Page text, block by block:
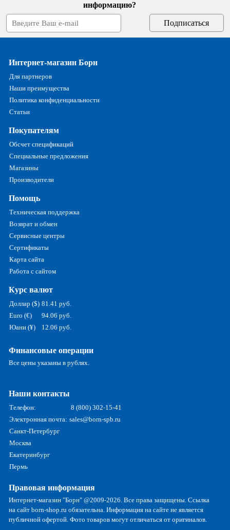
информацию?
Интернет-магазин Борн
Для партнеров
Наши преимущества
Политика конфиденциальности
Статьи
Покупателям
Обсчет спецификаций
Специальные предложения
Магазины
Производители
Помощь
Техническая поддержка
Возврат и обмен
Сервисные центры
Сертификаты
Карта сайта
Работа с сайтом
Курс валют
Доллар ($) 81.41 руб.
Euro (€)
94.06 руб.
Юани (¥)
12.06 руб.
Финансовые операции
Все цены указаны в рублях.
Наши контакты
Телефон:
8 (800) 302-15-41
Электронная почта: sales@born-spb.ru
Санкт-Петербург
Москва
Екатеринбург
Пермь
Правовая информация
Интернет-магазин "Борн" @2009-2026. Все права защищены. Ссылка
на сайт born-shop.ru обязательна. Информация на сайте не является
публичной офертой. Фото товаров могут отличаться от оригиналов.